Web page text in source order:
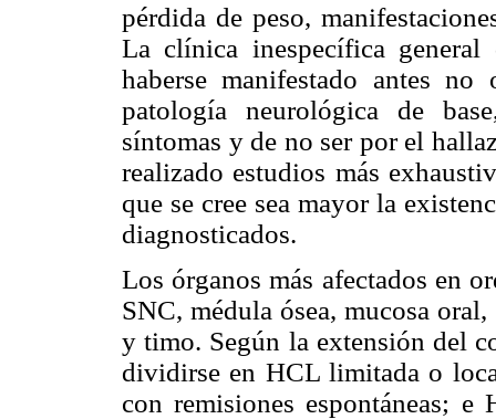
pérdida de peso,
La clínica inespecífica
haberse manifestado antes
patología neurológica de
síntomas y de no ser por el
realizado estudios más
que se cree sea mayor la
diagnosticados.
Los órganos más afectados en
SNC, médula ósea, mucosa
y timo. Según la extensión del
dividirse en HCL limitada o
con remisiones espontáneas;